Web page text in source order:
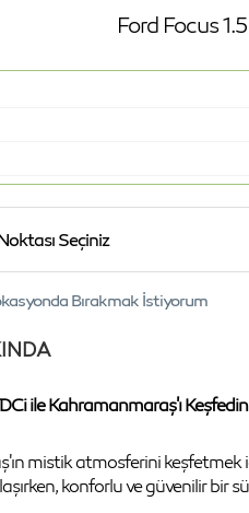
Ford Focus
Seçiniz
Bırakmak İstiyorum
ile Kahramanmaraş'ı
mistik atmosferini keşfetmek
konforlu ve güvenilir bir